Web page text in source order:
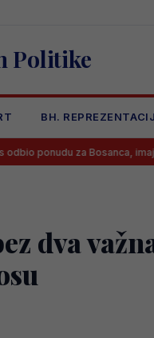
Politike
BH.
Bosanca, imaju jasan plan!
dva